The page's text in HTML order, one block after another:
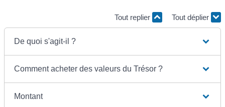
Tout replier Tout déplier
De quoi s'agit-il ?
Comment acheter des valeurs du Trésor ?
Montant